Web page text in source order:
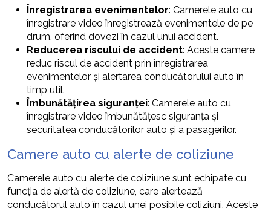
Înregistrarea evenimentelor: Camerele auto cu
înregistrare video înregistrează evenimentele de pe
drum, oferind dovezi în cazul unui accident.
Reducerea riscului de accident: Aceste camere
reduc riscul de accident prin înregistrarea
evenimentelor și alertarea conducătorului auto în
timp util.
Îmbunătățirea siguranței: Camerele auto cu
înregistrare video îmbunătățesc siguranța și
securitatea conducătorilor auto și a pasagerilor.
Camere auto cu alerte de coliziune
Camerele auto cu alerte de coliziune sunt echipate cu
funcția de alertă de coliziune, care alertează
conducătorul auto în cazul unei posibile coliziuni. Aceste